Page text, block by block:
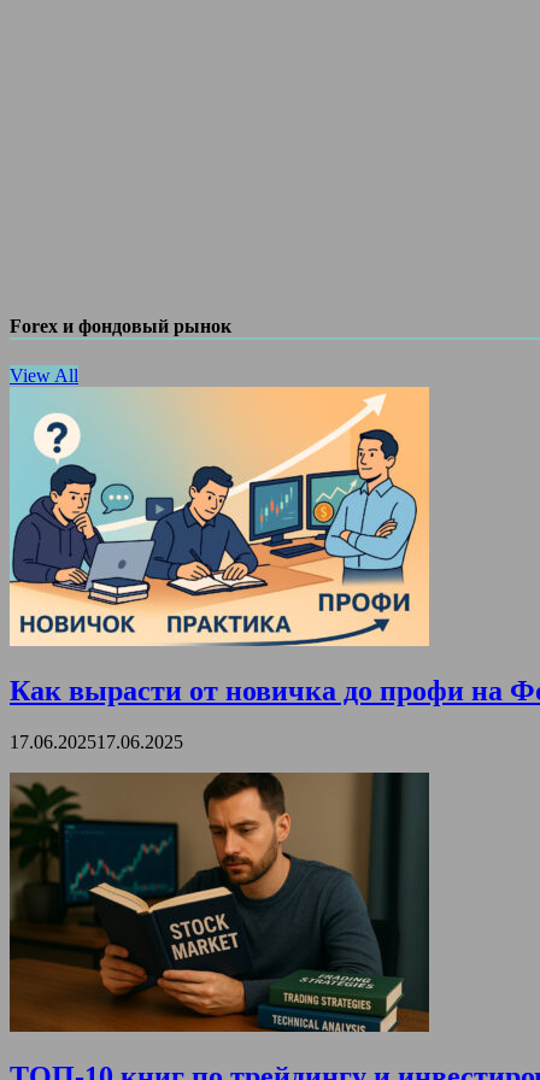
Forex и фондовый рынок
View All
Как вырасти от новичка до профи на
17.06.202517.06.2025